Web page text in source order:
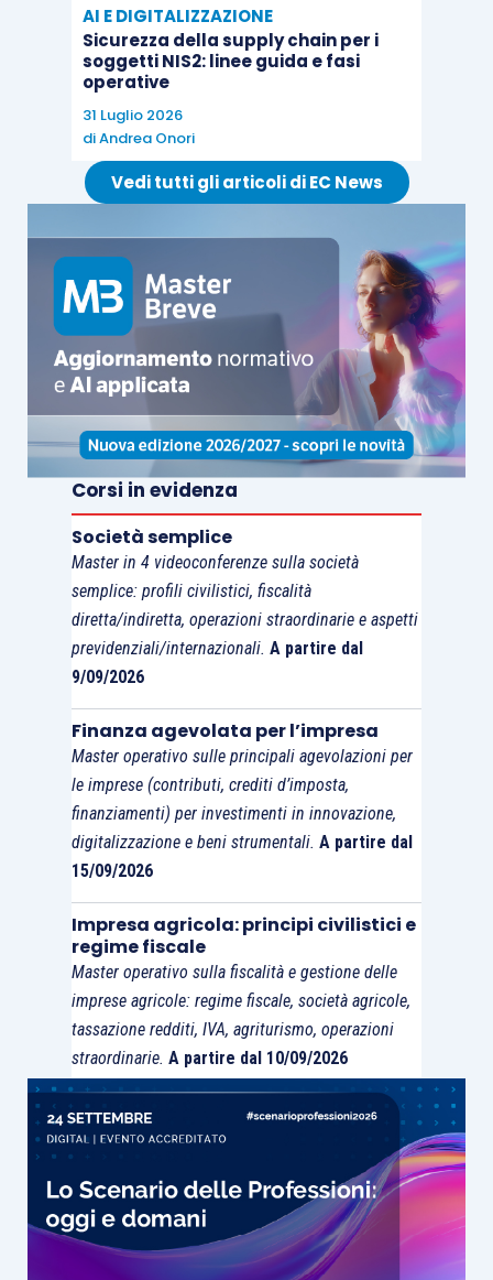
AI E DIGITALIZZAZIONE
Sicurezza della supply chain per i
soggetti NIS2: linee guida e fasi
operative
31 Luglio 2026
diAndrea Onori
Vedi tutti gli articoli di EC News
Corsi in evidenza
Società semplice
Master in 4 videoconferenze sulla società
semplice: profili civilistici, fiscalità
diretta/indiretta, operazioni straordinarie e aspetti
previdenziali/internazionali. A partire dal
9/09/2026
Finanza agevolata per l’impresa
Master operativo sulle principali agevolazioni per
le imprese (contributi, crediti d’imposta,
finanziamenti) per investimenti in innovazione,
digitalizzazione e beni strumentali. A partire dal
15/09/2026
Impresa agricola: principi civilistici e
regime fiscale
Master operativo sulla fiscalità e gestione delle
imprese agricole: regime fiscale, società agricole,
tassazione redditi, IVA, agriturismo, operazioni
straordinarie. A partire dal 10/09/2026